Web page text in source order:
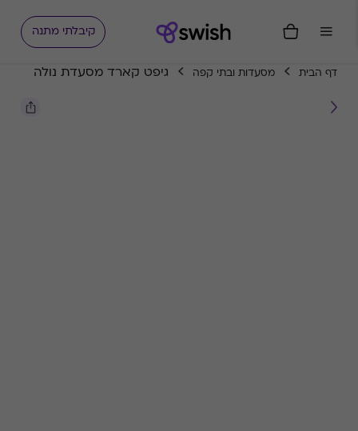
קיבלתי מתנה
דף הבית מסעדות ובתי קפה גיפט קארד מסעדת נולה